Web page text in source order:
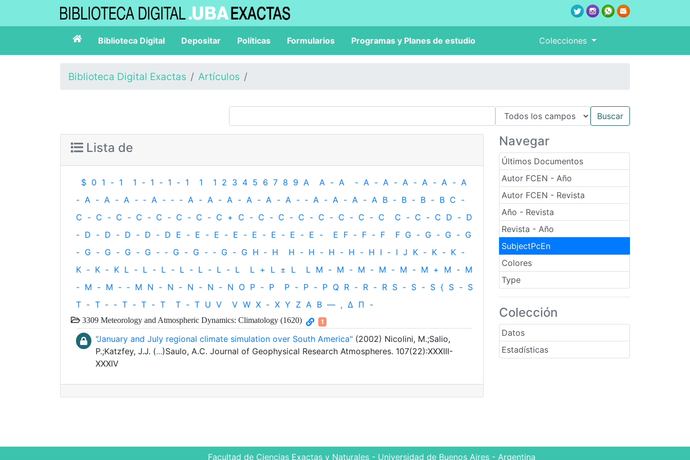
Biblioteca Digital Depositar Políticas Formularios Programas y Planes de estudio Colecciones
Biblioteca Digital Exactas Artículos
Navegar
Últimos Documentos
Autor FCEN - Año
Autor FCEN - Revista
Año - Revista
Revista - Año
SubjectPcEn
Colores
Type
Colección
Datos
Estadísticas
Lista de
$ 0 1 - 1 1 - 1 - 1 - 1 1 1 2 3 4 5 6 7 8 9 A A - A - A - A - A - A - A - A
- A - A - A - ‐ A - ‐ - A - A - A - A - A - A - ‐ A - A - A - A B - B - B - B C -
C - C - C - C - C - C - C - C + C - C - C - C - C - C - C - C C - C - C D - D
- D - D - D - D - D E - E - E - E - E - E - E - E - E F - F - F F G - G - G - G
- G - G - G - G - ‐ G - G - ‐ G - G H ‐ H H - H - H - H - H I - I J K - K - K -
K - K - K L - L - L - L - L - L - L L + L ± L L M - M - M - M - M - M + M - M
- M - M - ‐ M N - N - N - N - N O P - P P - P - P Q R - R - R S - S - S { S - S
T - T ‐ - T - T - T T - T U V V W X - X Y Z Α Β — , Δ Π -
3309 Meteorology and Atmospheric Dynamics: Climatology (1620) 1
"January and July regional climate simulation over South America" (2002) Nicolini, M.;Salio,
P.;Katzfey, J.J. (...)Saulo, A.C. Journal of Geophysical Research Atmospheres. 107(22):XXXIII-
XXXIV
Facultad de Ciencias Exactas y Naturales - Universidad de Buenos Aires - Argentina